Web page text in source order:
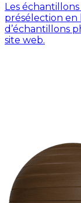
Les
présélection en
d’échantillons
site web.